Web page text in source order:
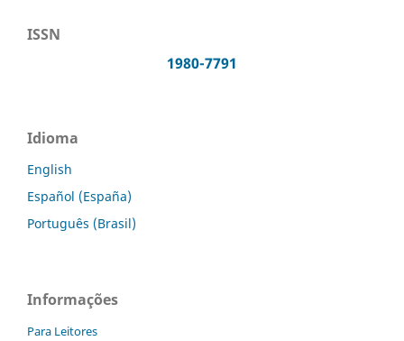
ISSN
1980-7791
Idioma
English
Español (España)
Português (Brasil)
Informações
Para Leitores